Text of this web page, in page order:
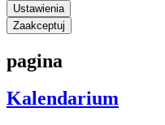
Ustawienia
Zaakceptuj
pagina
Kalendarium